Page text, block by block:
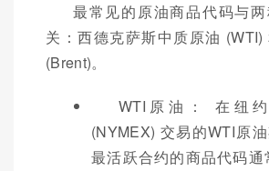
最常见的原油商品代码与
关：西德克萨斯中质原油 (WTI)
(Brent)。
WTI原油： 在纽
(NYMEX) 交易的WTI原
最活跃合约的商品代码通